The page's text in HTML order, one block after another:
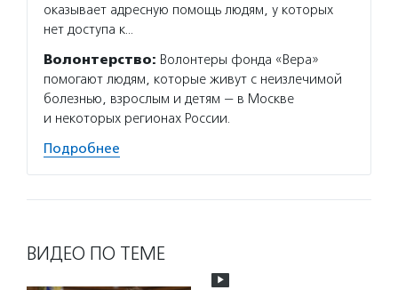
оказывает адресную помощь людям, у которых
нет доступа к…
Волонтерство: Волонтеры фонда «Вера»
помогают людям, которые живут с неизлечимой
болезнью, взрослым и детям — в Москве
и некоторых регионах России.
Подробнее
ВИДЕО ПО ТЕМЕ